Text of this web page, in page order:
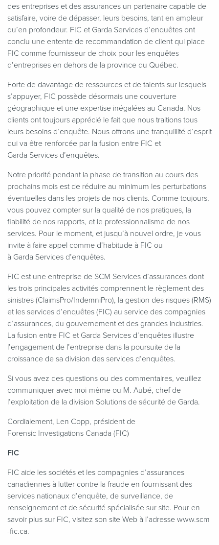
des entreprises et des assurances un partenaire capable de
satisfaire, voire de dépasser, leurs besoins, tant en ampleur
qu’en profondeur. FIC et Garda Services d’enquêtes ont
conclu une entente de recommandation de client qui place
FIC comme fournisseur de choix pour les enquêtes
d’entreprises en dehors de la province du Québec.
Forte de davantage de ressources et de talents sur lesquels
s’appuyer, FIC possède désormais une couverture
géographique et une expertise inégalées au Canada. Nos
clients ont toujours apprécié le fait que nous traitions tous
leurs besoins d’enquête. Nous offrons une tranquillité d’esprit
qui va être renforcée par la fusion entre FIC et
Garda Services d’enquêtes.
Notre priorité pendant la phase de transition au cours des
prochains mois est de réduire au minimum les perturbations
éventuelles dans les projets de nos clients. Comme toujours,
vous pouvez compter sur la qualité de nos pratiques, la
fiabilité de nos rapports, et le professionnalisme de nos
services. Pour le moment, et jusqu’à nouvel ordre, je vous
invite à faire appel comme d’habitude à FIC ou
à Garda Services d’enquêtes.
FIC est une entreprise de SCM Services d’assurances dont
les trois principales activités comprennent le règlement des
sinistres (ClaimsPro/IndemniPro), la gestion des risques (RMS)
et les services d’enquêtes (FIC) au service des compagnies
d’assurances, du gouvernement et des grandes industries.
La fusion entre FIC et Garda Services d’enquêtes illustre
l’engagement de l’entreprise dans la poursuite de la
croissance de sa division des services d’enquêtes.
Si vous avez des questions ou des commentaires, veuillez
communiquer avec moi-même ou M. Aubé, chef de
l’exploitation de la division Solutions de sécurité de Garda.
Cordialement, Len Copp, président de
Forensic Investigations Canada (FIC)
FIC
FIC aide les sociétés et les compagnies d’assurances
canadiennes à lutter contre la fraude en fournissant des
services nationaux d’enquête, de surveillance, de
renseignement et de sécurité spécialisée sur site. Pour en
savoir plus sur FIC, visitez son site Web à l’adresse www​.scm​
-fic​.ca.